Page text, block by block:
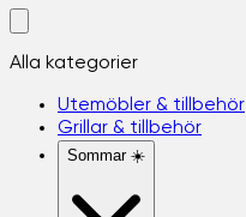
Alla kategorier
Utemöbler & tillbehör
Grillar & tillbehör
Sommar ☀️